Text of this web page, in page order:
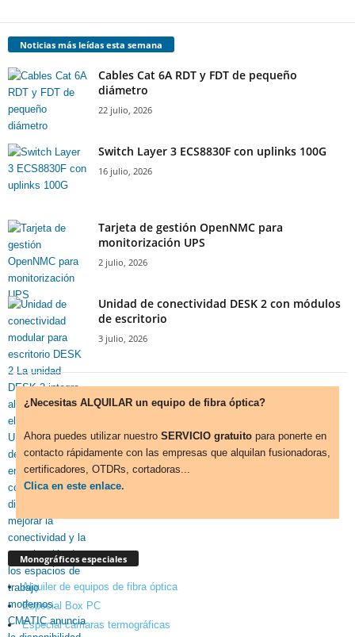
Noticias más leídas esta semana
Cables Cat 6A RDT y FDT de pequeño
diámetro
22 julio, 2026
Switch Layer 3 ECS8830F con uplinks 100G
16 julio, 2026
Tarjeta de gestión OpenNMC para
monitorización UPS
2 julio, 2026
Unidad de conectividad DESK 2 con módulos
de escritorio
3 julio, 2026
¿Necesitas ALQUILAR un equipo de fibra óptica?
Ahora puedes utilizar nuestro SERVICIO gratuito para ponerte en
contacto rápidamente con las empresas que alquilan fusionadoras,
certificadores, OTDRs, cortadoras...
Clica en este enlace.
Monográficos especiales
Alquiler de equipos de fibra óptica
Especial Box PC
Especial cámaras termográficas